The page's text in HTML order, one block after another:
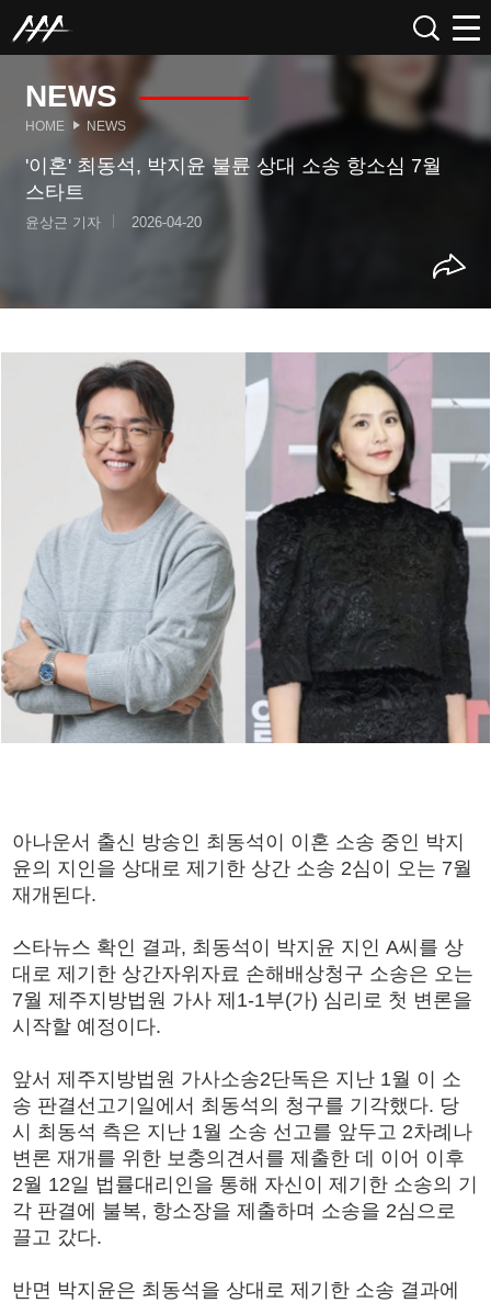
NEWS
HOME NEWS
'이혼' 최동석, 박지윤 불륜 상대 소송 항소심 7월
스타트
윤상근 기자 2026-04-20
아나운서 출신 방송인 최동석이 이혼 소송 중인 박지
윤의 지인을 상대로 제기한 상간 소송 2심이 오는 7월
재개된다.
스타뉴스 확인 결과, 최동석이 박지윤 지인 A씨를 상
대로 제기한 상간자위자료 손해배상청구 소송은 오는
7월 제주지방법원 가사 제1-1부(가) 심리로 첫 변론을
시작할 예정이다.
앞서 제주지방법원 가사소송2단독은 지난 1월 이 소
송 판결선고기일에서 최동석의 청구를 기각했다. 당
시 최동석 측은 지난 1월 소송 선고를 앞두고 2차례나
변론 재개를 위한 보충의견서를 제출한 데 이어 이후
2월 12일 법률대리인을 통해 자신이 제기한 소송의 기
각 판결에 불복, 항소장을 제출하며 소송을 2심으로
끌고 갔다.
반면 박지윤은 최동석을 상대로 제기한 소송 결과에